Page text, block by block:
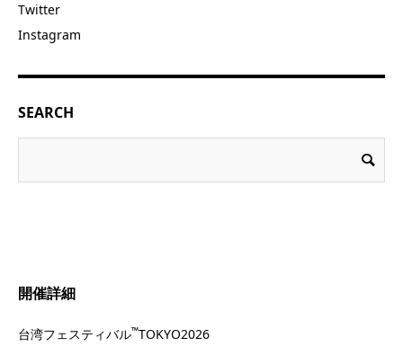
Twitter
Instagram
SEARCH
開催詳細
台湾フェスティバル™TOKYO2026